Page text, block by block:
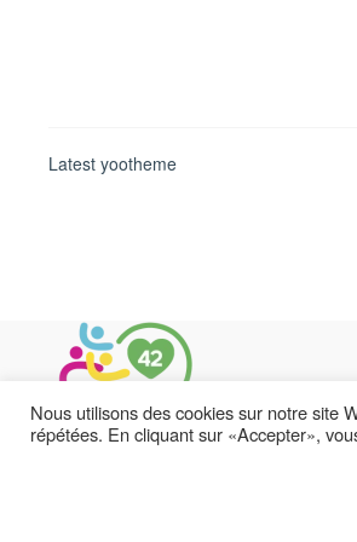
Latest yootheme
Nous utilisons des cookies sur notre site
répétées. En cliquant sur «Accepter»,